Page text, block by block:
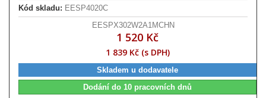
Kód skladu: EESP4020C
EESPX302W2A1MCHN
1 520 Kč
1 839 Kč (s DPH)
Skladem u dodavatele
Dodání do 10 pracovních dnů